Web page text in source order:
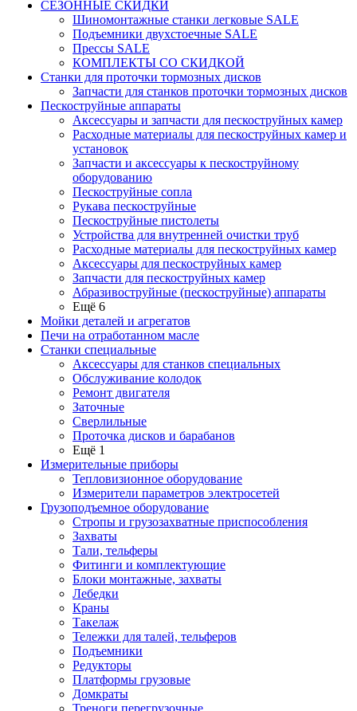
СЕЗОННЫЕ СКИДКИ
Шиномонтажные станки легковые SALE
Подъемники двухстоечные SALE
Прессы SALE
КОМПЛЕКТЫ СО СКИДКОЙ
Станки для проточки тормозных дисков
Запчасти для станков проточки тормозных дисков
Пескоструйные аппараты
Аксессуары и запчасти для пескоструйных камер
Расходные материалы для пескоструйных камер и
установок
Запчасти и аксессуары к пескоструйному
оборудованию
Пескоструйные сопла
Рукава пескоструйные
Пескоструйные пистолеты
Устройства для внутренней очистки труб
Расходные материалы для пескоструйных камер
Аксессуары для пескоструйных камер
Запчасти для пескоструйных камер
Абразивоструйные (пескоструйные) аппараты
Ещё 6
Мойки деталей и агрегатов
Печи на отработанном масле
Станки специальные
Аксессуары для станков специальных
Обслуживание колодок
Ремонт двигателя
Заточные
Сверлильные
Проточка дисков и барабанов
Ещё 1
Измерительные приборы
Тепловизионное оборудование
Измерители параметров электросетей
Грузоподъемное оборудование
Стропы и грузозахватные приспособления
Захваты
Тали, тельферы
Фитинги и комплектующие
Блоки монтажные, захваты
Лебедки
Краны
Такелаж
Тележки для талей, тельферов
Подъемники
Редукторы
Платформы грузовые
Домкраты
Треноги перегрузочные